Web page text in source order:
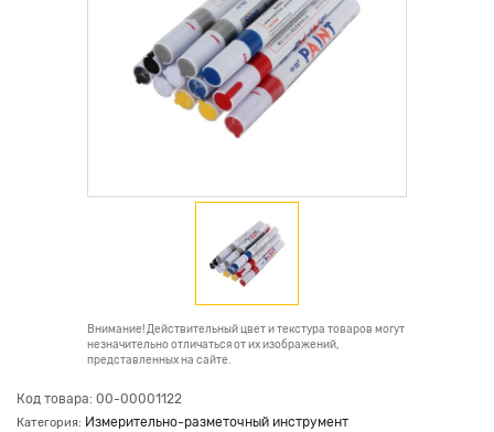
Внимание! Действительный цвет и текстура товаров могут
незначительно отличаться от их изображений,
представленных на сайте.
Код товара: 00-00001122
Категория: Измерительно-разметочный инструмент